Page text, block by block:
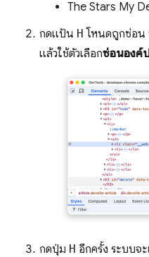
The Stars My
กดแป้น H โหนดถูกซ่อน
แล้วใช้ตัวเลือกซ่อนองค์
กดปุ่ม H อีกครั้ง ระบบจ